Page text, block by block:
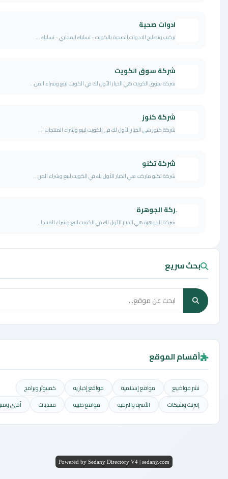
تركيب وتصليح الادوات الصحية بالكويت - تسليك المجاري - تسليك ...
شركة سوق الكويت
شركة سوق الكويت هي الخيار الأول لك في الكويت لبيع وشراء المن...
شركة كنوز هي الخيار الأول لك في الكويت لبيع وشراء المنتجات ا...
شركة تكنو ماركت هي الخيار الأول لك في الكويت لبيع وشراء المن...
ِركة الجوهرة
شركة الجوهرة هي الخيار الأول لك في الكويت لبيع وشراء المنتجا...
سريع
الموقع
مواقع إسلامية مواقع إخباريه
كمبيوتر وبرامج
وشبكات
الأسرة والترفيه مواقع طبيه منتديات أخرى ومنوعه
Powered by Sedany Directory V4 | sedany.com